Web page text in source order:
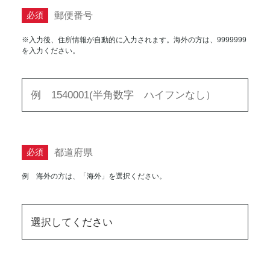
必須 郵便番号
※入力後、住所情報が自動的に入力されます。海外の方は、9999999
を入力ください。
必須 都道府県
例 海外の方は、「海外」を選択ください。